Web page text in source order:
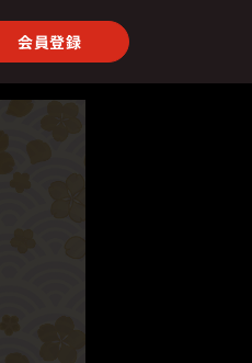
会員登録